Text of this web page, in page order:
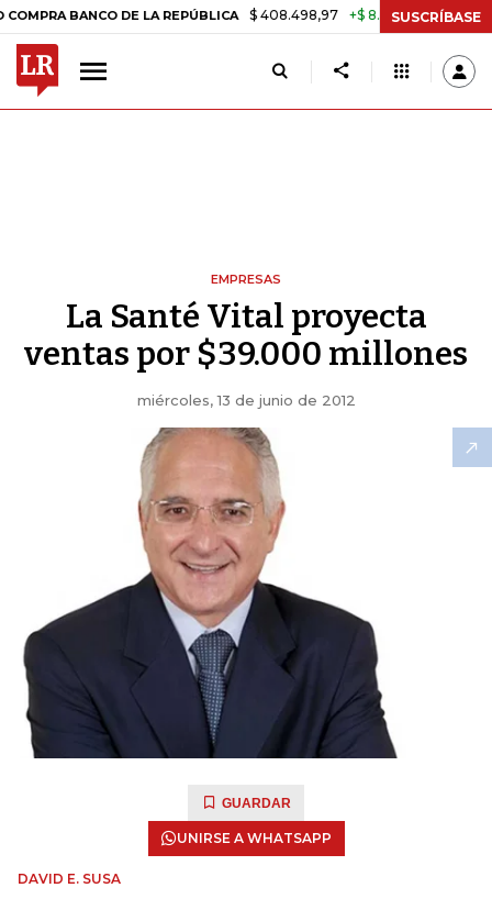
DE LA REPÚBLICA $ 408.498,97 +$ 8.753,81 +2,19% TASA
SUSCRÍBASE
EMPRESAS
La Santé Vital proyecta
ventas por $39.000 millones
miércoles, 13 de junio de 2012
GUARDAR
UNIRSE A WHATSAPP
DAVID E. SUSA